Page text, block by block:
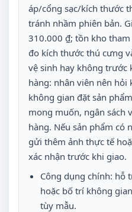
áp/cổng sạc/kích thước
tránh nhầm phiên bản.
310.000 ₫; tồn kho
đo kích thước thú cưng
vệ sinh hay không trước
hàng: nhân viên nên hỏi
không gian đặt sản
mong muốn, ngân sách
hàng. Nếu sản phẩm có
gửi thêm ảnh thực tế
xác nhận trước khi giao.
Công dụng chính: hỗ
hoặc bố trí không
tùy mẫu.